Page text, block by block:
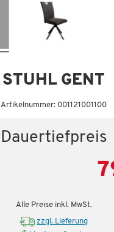
STUHL GENT
Artikelnummer: 001121001100
Dauertiefpreis
Alle Preise inkl. MwSt.
zzgl. Lieferung